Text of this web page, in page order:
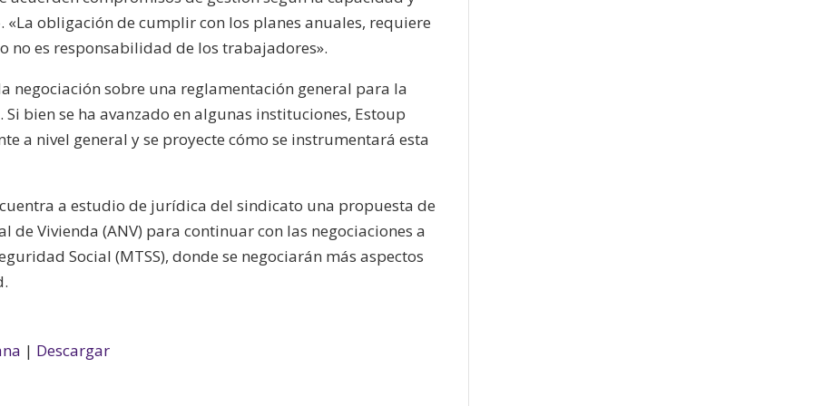
obligación de cumplir con los planes anuales, requiere
no es responsabilidad de los trabajadores».
negociación sobre una reglamentación general para la
bien se ha avanzado en algunas instituciones, Estoup
a nivel general y se proyecte cómo se instrumentará esta
a estudio de jurídica del sindicato una propuesta de
de Vivienda (ANV) para continuar con las negociaciones a
Social (MTSS), donde se negociarán más aspectos
| Descargar